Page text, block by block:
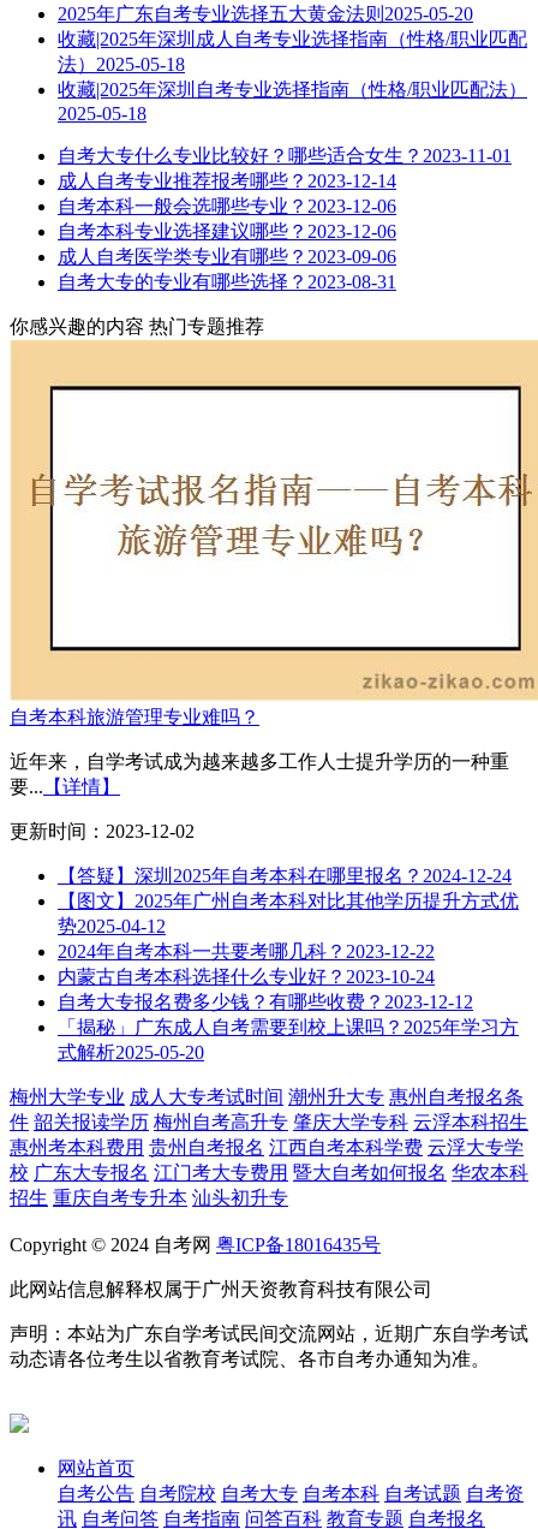
2025年广东自考专业选择五大黄金法则 2025-05-20
收藏|2025年深圳成人自考专业选择指南（性格/职业匹配
法） 2025-05-18
收藏|2025年深圳自考专业选择指南（性格/职业匹配法）
2025-05-18
自考大专什么专业比较好？哪些适合女生？ 2023-11-01
成人自考专业推荐报考哪些？ 2023-12-14
自考本科一般会选哪些专业？ 2023-12-06
自考本科专业选择建议哪些？ 2023-12-06
成人自考医学类专业有哪些？ 2023-09-06
自考大专的专业有哪些选择？ 2023-08-31
你感兴趣的内容 热门专题推荐
自考本科旅游管理专业难吗？
近年来，自学考试成为越来越多工作人士提升学历的一种重
要... 【详情】
更新时间：2023-12-02
【答疑】深圳2025年自考本科在哪里报名？ 2024-12-24
【图文】2025年广州自考本科对比其他学历提升方式优
势2025-04-12
2024年自考本科一共要考哪几科？ 2023-12-22
内蒙古自考本科选择什么专业好？ 2023-10-24
自考大专报名费多少钱？有哪些收费？ 2023-12-12
「揭秘」广东成人自考需要到校上课吗？2025年学习方
式解析2025-05-20
梅州大学专业 成人大专考试时间 潮州升大专 惠州自考报名条
件 韶关报读学历 梅州自考高升专 肇庆大学专科 云浮本科招生
惠州考本科费用 贵州自考报名 江西自考本科学费 云浮大专学
校 广东大专报名 江门考大专费用 暨大自考如何报名 华农本科
招生 重庆自考专升本 汕头初升专
Copyright © 2024 自考网 粤ICP备18016435号
此网站信息解释权属于广州天资教育科技有限公司
声明：本站为广东自学考试民间交流网站，近期广东自学考试
动态请各位考生以省教育考试院、各市自考办通知为准。
网站首页
自考公告 自考院校 自考大专 自考本科 自考试题 自考资
讯 自考问答 自考指南 问答百科 教育专题 自考报名